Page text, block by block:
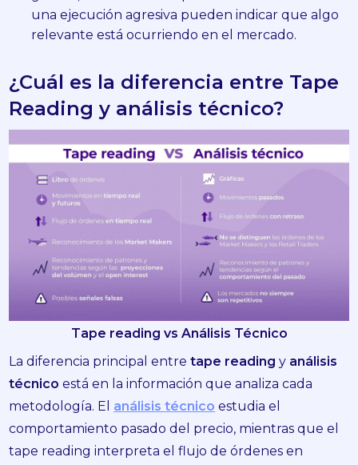
una ejecución agresiva pueden indicar que algo
relevante está ocurriendo en el mercado.
¿Cuál es la diferencia entre Tape
Reading y análisis técnico?
Tape reading vs Análisis Técnico
La diferencia principal entretape reading y análisis
técnico está en la información que analiza cada
metodología. El análisis técnico estudia el
comportamiento pasado del precio, mientras que el
tape reading interpreta el flujo de órdenes en